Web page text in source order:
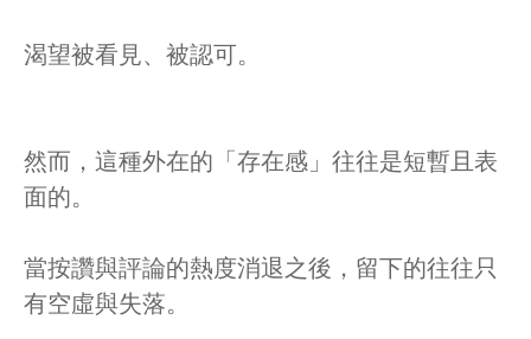
渴望被看見、被認可。
然而，這種外在的「存在感」往往是短暫且表
面的。
當按讚與評論的熱度消退之後，留下的往往只
有空虛與失落。